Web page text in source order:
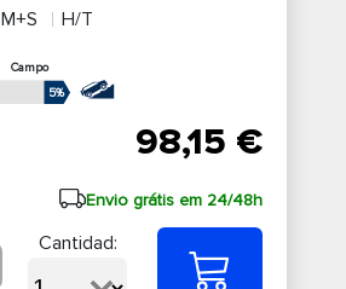
M+S H/T
Campo
5%
98,15 €
Envio grátis em 24/48h
Cantidad: